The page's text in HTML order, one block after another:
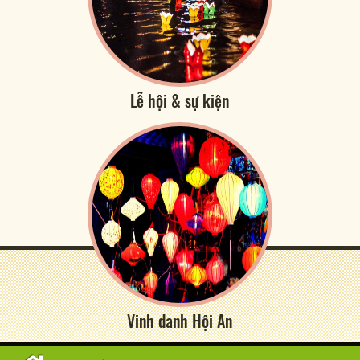
Lễ hội & sự kiện
Vinh danh Hội An